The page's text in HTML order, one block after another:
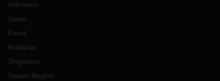
Indonesia
Japan
Korea
Malaysia
Singapore
Taiwan Region